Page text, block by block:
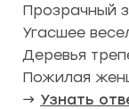
Прозрачный
Угасшее
Деревья
Пожилая
→ Узнать